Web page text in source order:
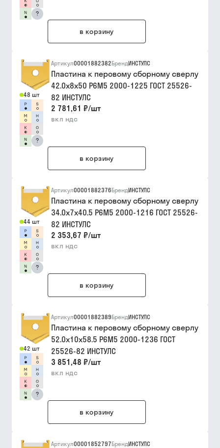
?
в корзину
48 шт
?
Артикул00001882382БрендИНСТУЛС
Пластина к перовому сборному сверлу
42.0х8х50 Р6М5 2000-1225 ГОСТ 25526-
82 ИНСТУЛС
2 781,61 ₽/шт
вкл ндс
в корзину
44 шт
?
Артикул00001882376БрендИНСТУЛС
Пластина к перовому сборному сверлу
34.0х7х40.5 Р6М5 2000-1216 ГОСТ 25526-
82 ИНСТУЛС
2 353,67 ₽/шт
вкл ндс
в корзину
42 шт
?
Артикул00001882389БрендИНСТУЛС
Пластина к перовому сборному сверлу
52.0х10х58.5 Р6М5 2000-1236 ГОСТ
25526-82 ИНСТУЛС
3 851,48 ₽/шт
вкл ндс
в корзину
Артикул00001852797БрендИНСТУЛС